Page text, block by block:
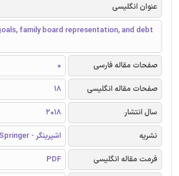
عنوان انگلیسی
family board representation, and debt
صفحات مقاله فارسی
0
صفحات مقاله انگلیسی
18
سال انتشار
2018
نشریه
اشپرینگر - Springer
فرمت مقاله انگلیسی
PDF